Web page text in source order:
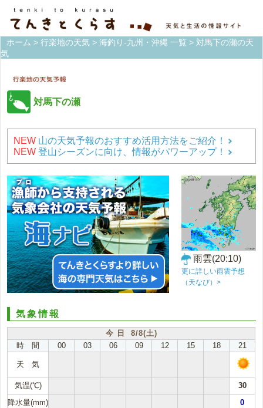
ホーム > 行楽地の天気 > 海釣り-九州・沖縄 一覧 > 対馬下の瀬の天
気
対馬下の瀬
NEW 山の天気予報のおすすめ活用方法をご紹介！
NEW 登山シーズンに向け、情報がパワーアップ！
雨雲(20:10)
更に詳しい雨雲予想
（天なび）>
気象情報
今 日 8/8(土)
時 間
00 03 06 09 12 15 18 21
天 気
気温(℃)
30
降水量(mm)
0